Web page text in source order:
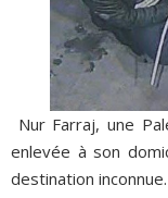
Nur Farraj, une
enlevée à son
destination inconnue.